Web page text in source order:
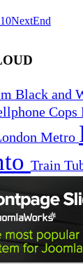
10NextEnd
Black and
Cops
Metro
Train